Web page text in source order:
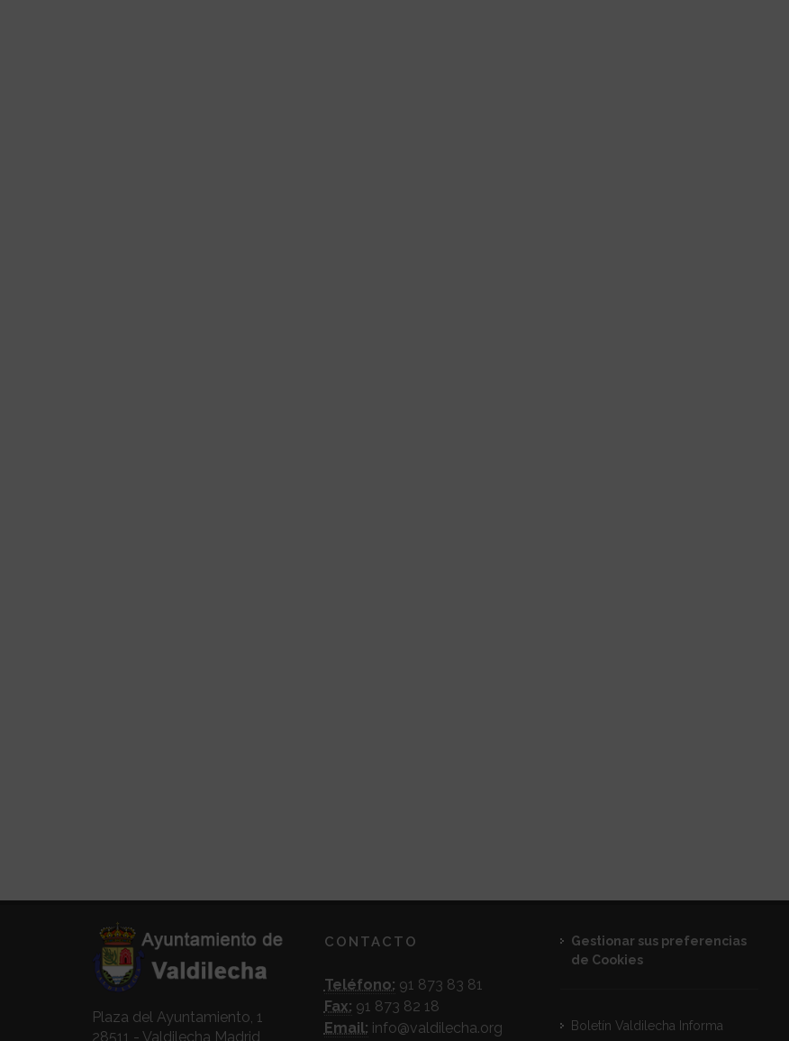
Plaza del Ayuntamiento, 1
28511 - Valdilecha Madrid
CONTACTO
Teléfono: 91 873 83 81
Fax: 91 873 82 18
Email: info@valdilecha.org
Gestionar sus preferencias
de Cookies
Boletín Valdilecha Informa